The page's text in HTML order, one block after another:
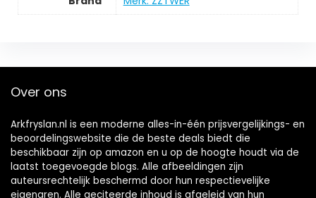
Over ons
Arkfryslan.nl is een moderne alles-in-één prijsvergelijkings- en
beoordelingswebsite die de beste deals biedt die
beschikbaar zijn op amazon en u op de hoogte houdt via de
laatst toegevoegde blogs. Alle afbeeldingen zijn
auteursrechtelijk beschermd door hun respectievelijke
eigenaren. Alle geciteerde inhoud is afgeleid van hun